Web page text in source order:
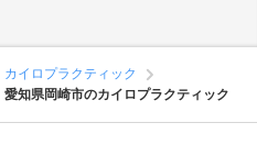
カイロプラクティック
愛知県岡崎市のカイロプラクティック